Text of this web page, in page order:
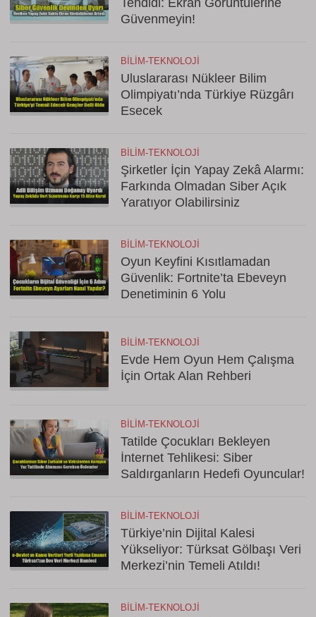
Tehdidi: Ekran Görüntülerine
Güvenmeyin!
BILIM-TEKNOLOJI
Uluslararası Nükleer Bilim
Olimpiyatı’nda Türkiye Rüzgârı
Esecek
BILIM-TEKNOLOJI
Şirketler İçin Yapay Zekâ Alarmı:
Farkında Olmadan Siber Açık
Yaratıyor Olabilirsiniz
BILIM-TEKNOLOJI
Oyun Keyfini Kısıtlamadan
Güvenlik: Fortnite’ta Ebeveyn
Denetiminin 6 Yolu
BILIM-TEKNOLOJI
Evde Hem Oyun Hem Çalışma
İçin Ortak Alan Rehberi
BILIM-TEKNOLOJI
Tatilde Çocukları Bekleyen
İnternet Tehlikesi: Siber
Saldırganların Hedefi Oyuncular!
BILIM-TEKNOLOJI
Türkiye’nin Dijital Kalesi
Yükseliyor: Türksat Gölbaşı Veri
Merkezi’nin Temeli Atıldı!
BILIM-TEKNOLOJI